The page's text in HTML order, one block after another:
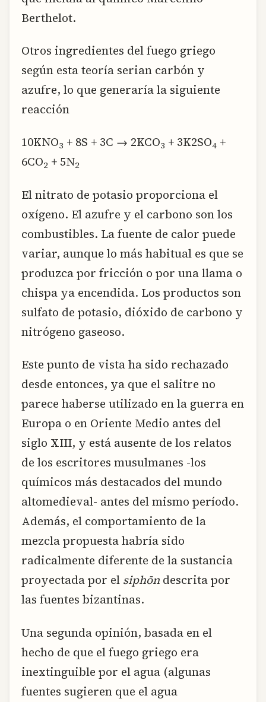
Berthelot.
Otros ingredientes del fuego griego
según esta teoría serian carbón y
azufre, lo que generaría la siguiente
reacción
10KNO3 + 8S + 3C → 2KCO3 + 3K2SO4 +
6CO2 + 5N2
El nitrato de potasio proporciona el
oxígeno. El azufre y el carbono son los
combustibles. La fuente de calor puede
variar, aunque lo más habitual es que se
produzca por fricción o por una llama o
chispa ya encendida. Los productos son
sulfato de potasio, dióxido de carbono y
nitrógeno gaseoso.
Este punto de vista ha sido rechazado
desde entonces, ya que el salitre no
parece haberse utilizado en la guerra en
Europa o en Oriente Medio antes del
siglo XIII, y está ausente de los relatos
de los escritores musulmanes -los
químicos más destacados del mundo
altomedieval- antes del mismo período.
Además, el comportamiento de la
mezcla propuesta habría sido
radicalmente diferente de la sustancia
proyectada por el siphōn descrita por
las fuentes bizantinas.
Una segunda opinión, basada en el
hecho de que el fuego griego era
inextinguible por el agua (algunas
fuentes sugieren que el agua